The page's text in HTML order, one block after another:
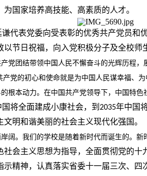
国家培养高技能、高素质的人才。
代表党委向受表彰的优秀共产党员和
节日祝福，向入党积极分子及全校师
党团结带领中国人民不懈奋斗的光辉历程
产党的初心和使命就是为中国人民谋幸福、
根本动力。在中国共产党领导下，中国特色
国将全面建成小康社会，到 2035年中国
明和谐美丽的社会主义现代化强国。
阔。我们的学校是随着新时代而诞生的。新
社会主义思想为指导，全面贯彻党的
示精神，认真落实省委十一届三次、四